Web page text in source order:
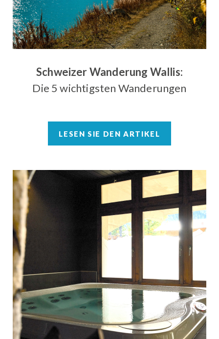
Schweizer Wanderung Wallis:
Die 5 wichtigsten Wanderungen
LESEN SIE DEN ARTIKEL